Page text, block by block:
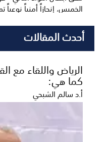
الخميس، إنجازاً أمنياً
أحدث المقالات
الرياض واللقاء مع
كما هي:
أ.د سالم الشبحي